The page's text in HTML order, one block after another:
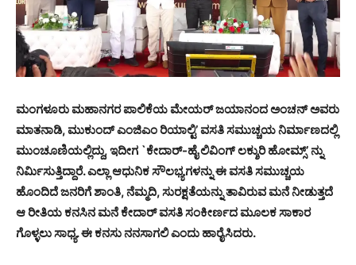
ಮಂಗಳೂರು ಮಹಾನಗರ ಪಾಲಿಕೆಯ ಮೇಯರ್ ಜಯಾನಂದ ಅಂಚನ್ ಅವರು
ಮಾತನಾಡಿ, ಮುಕುಂದ್ ಎಂಜಿಎಂ ರಿಯಾಲ್ಟಿ’ ವಸತಿ ಸಮುಚ್ಚಯ ನಿರ್ಮಾಣದಲ್ಲಿ
ಮುಂಚೂಣಿಯಲ್ಲಿದ್ದು, ಇದೀಗ `ಕೇದಾರ್-ಹೈ ಲಿವಿಂಗ್ ಲಕ್ಶುರಿ ಹೋಮ್ಸ್’ ನ್ನು
ನಿರ್ಮಿಸುತ್ತಿದ್ದಾರೆ. ಎಲ್ಲಾ ಆಧುನಿಕ ಸೌಲಭ್ಯಗಳನ್ನು ಈ ವಸತಿ ಸಮುಚ್ಚಯ
ಹೊಂದಿದೆ ಜನರಿಗೆ ಶಾಂತಿ, ನೆಮ್ಮದಿ, ಸುರಕ್ಷತೆಯನ್ನು ತಾವಿರುವ ಮನೆ ನೀಡುತ್ತದೆ
ಆ ರೀತಿಯ ಕನಸಿನ ಮನೆ ಕೇದಾರ್ ವಸತಿ ಸಂಕೀರ್ಣದ ಮೂಲಕ ಸಾಕಾರ
ಗೊಳ್ಳಲು ಸಾಧ್ಯ. ಈ ಕನಸು ನನಸಾಗಲಿ ಎಂದು ಹಾರೈಸಿದರು.